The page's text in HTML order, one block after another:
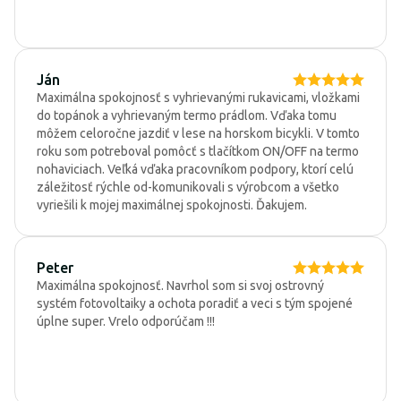
Ján
Maximálna spokojnosť s vyhrievanými rukavicami, vložkami
do topánok a vyhrievaným termo prádlom. Vďaka tomu
môžem celoročne jazdiť v lese na horskom bicykli. V tomto
roku som potreboval pomôcť s tlačítkom ON/OFF na termo
nohaviciach. Veľká vďaka pracovníkom podpory, ktorí celú
záležitosť rýchle od-komunikovali s výrobcom a všetko
vyriešili k mojej maximálnej spokojnosti. Ďakujem.
Peter
Maximálna spokojnosť. Navrhol som si svoj ostrovný
systém fotovoltaiky a ochota poradiť a veci s tým spojené
úplne super. Vrelo odporúčam !!!